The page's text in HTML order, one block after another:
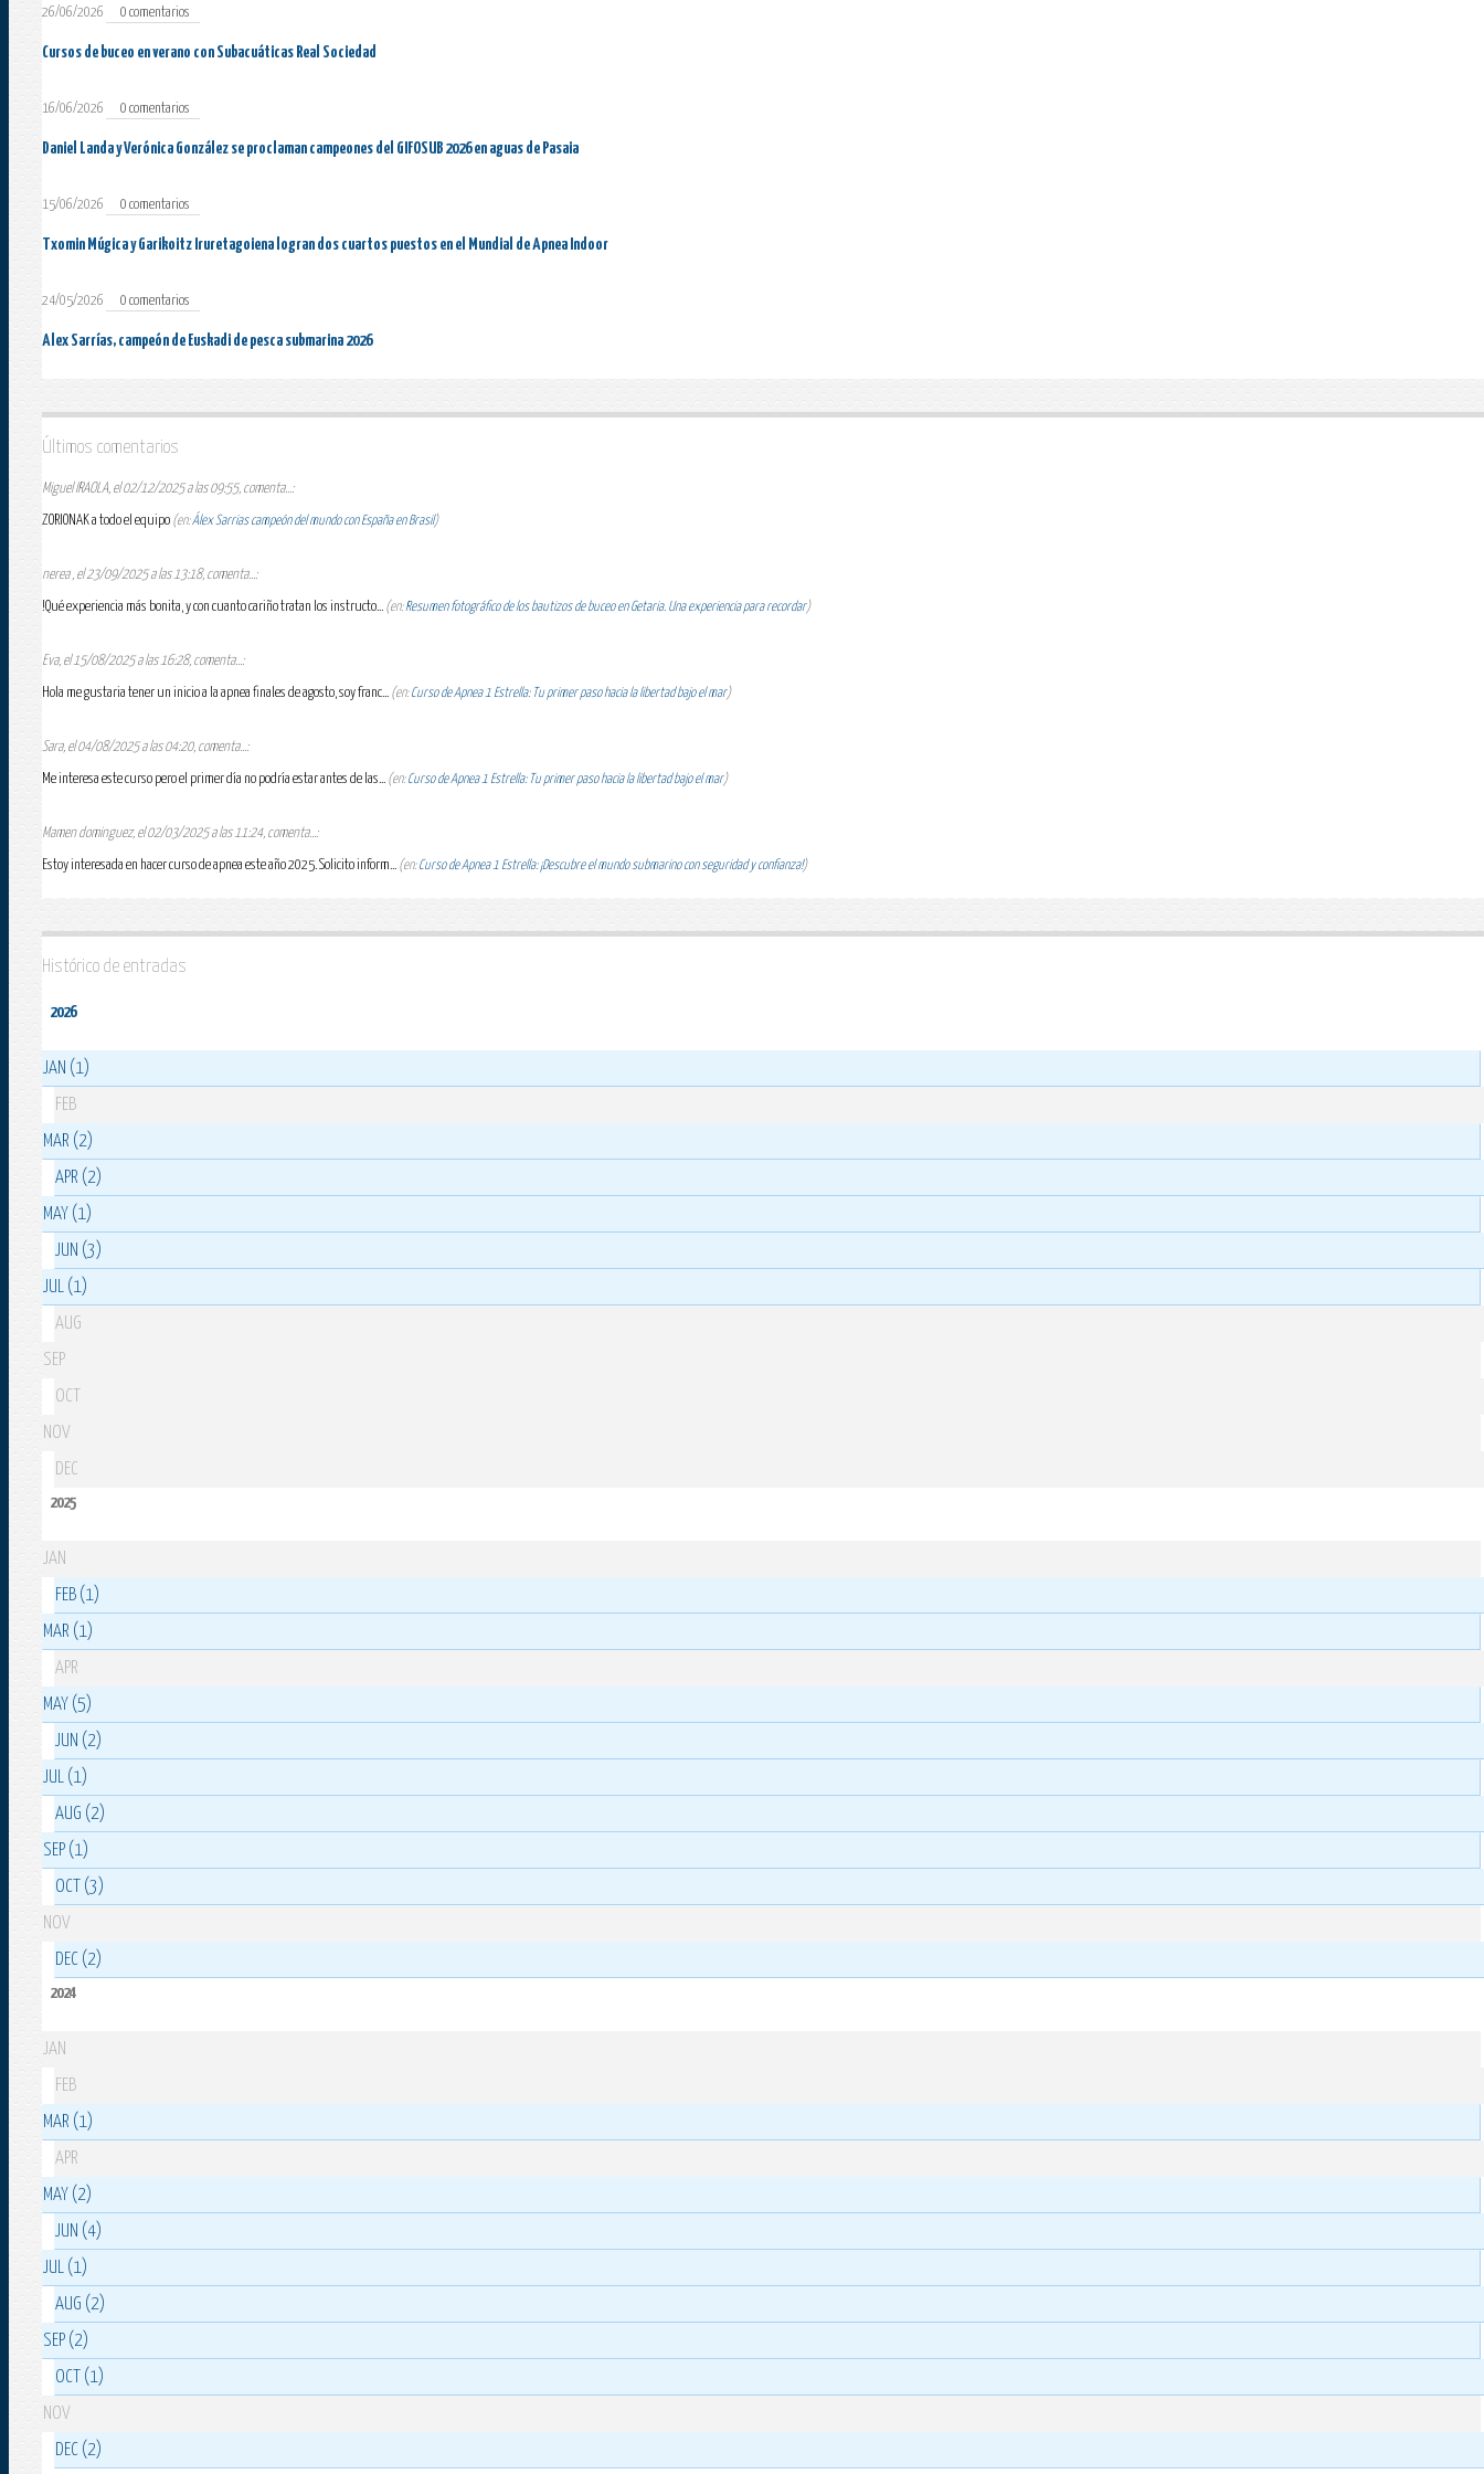
26/06/2026 0 comentarios
Cursos de buceo en verano con Subacuáticas Real Sociedad
16/06/2026 0 comentarios
Daniel Landa y Verónica González se proclaman campeones del GIFOSUB 2026 en aguas de Pasaia
15/06/2026 0 comentarios
Txomin Múgica y Garikoitz Iruretagoiena logran dos cuartos puestos en el Mundial de Apnea Indoor
24/05/2026 0 comentarios
Alex Sarrías, campeón de Euskadi de pesca submarina 2026
Últimos comentarios
Miguel IRAOLA, el 02/12/2025 a las 09:55, comenta...:
ZORIONAK a todo el equipo (en:Álex Sarrias campeón del mundo con España en Brasil)
nerea , el 23/09/2025 a las 13:18, comenta...:
!Qué experiencia más bonita, y con cuanto cariño tratan los instructo... (en:Resumen fotográfico de los bautizos de buceo en Getaria. Una experiencia para recordar)
Eva, el 15/08/2025 a las 16:28, comenta...:
Hola me gustaria tener un inicio a la apnea finales de agosto, soy franc... (en:Curso de Apnea 1 Estrella: Tu primer paso hacia la libertad bajo el mar)
Sara, el 04/08/2025 a las 04:20, comenta...:
Me interesa este curso pero el primer día no podría estar antes de las... (en:Curso de Apnea 1 Estrella: Tu primer paso hacia la libertad bajo el mar)
Mamen dominguez, el 02/03/2025 a las 11:24, comenta...:
Estoy interesada en hacer curso de apnea este año 2025. Solicito inform... (en:Curso de Apnea 1 Estrella: ¡Descubre el mundo submarino con seguridad y confianza!)
Histórico de entradas
2026
JAN (1)
FEB
MAR (2)
APR (2)
MAY (1)
JUN (3)
JUL (1)
AUG
SEP
OCT
NOV
DEC
2025
JAN
FEB (1)
MAR (1)
APR
MAY (5)
JUN (2)
JUL (1)
AUG (2)
SEP (1)
OCT (3)
NOV
DEC (2)
2024
JAN
FEB
MAR (1)
APR
MAY (2)
JUN (4)
JUL (1)
AUG (2)
SEP (2)
OCT (1)
NOV
DEC (2)